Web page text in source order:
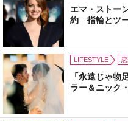
エマ・ストー
約 指輪とツ
LIFESTYLE
「永遠じゃ
ラー＆ニック